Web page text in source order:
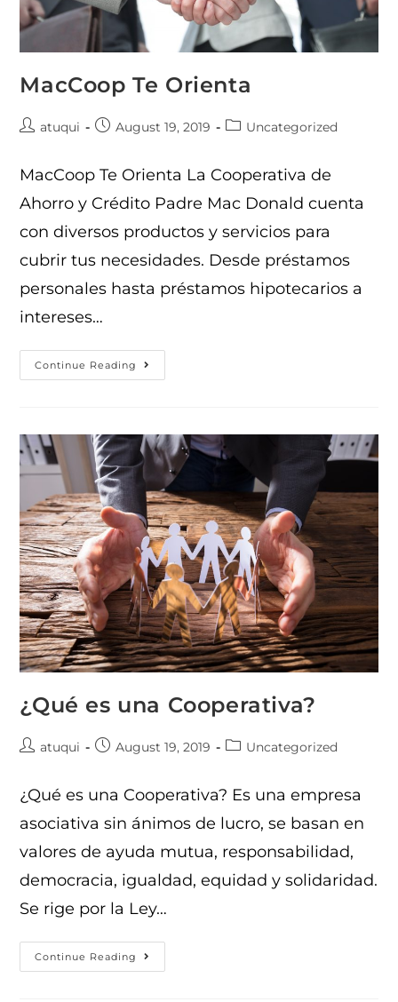
MacCoop Te Orienta
atuqui August 19, 2019 Uncategorized
MacCoop Te Orienta La Cooperativa de
Ahorro y Crédito Padre Mac Donald cuenta
con diversos productos y servicios para
cubrir tus necesidades. Desde préstamos
personales hasta préstamos hipotecarios a
intereses…
Continue Reading
¿Qué es una Cooperativa?
atuqui August 19, 2019 Uncategorized
¿Qué es una Cooperativa? Es una empresa
asociativa sin ánimos de lucro, se basan en
valores de ayuda mutua, responsabilidad,
democracia, igualdad, equidad y solidaridad.
Se rige por la Ley…
Continue Reading